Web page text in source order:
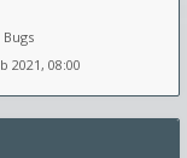
Bugs
2021, 08:00